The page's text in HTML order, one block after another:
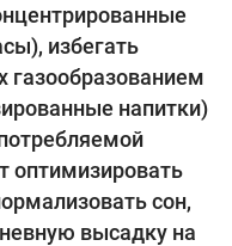
избегать
газообразованием
напитки)
оптимизировать
сон,
высадку на